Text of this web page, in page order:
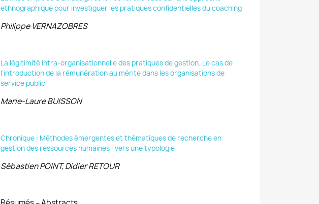
ethnographique pour investiguer les pratiques confidentielles du coaching
Philippe VERNAZOBRES
La légitimité intra-organisationnelle des pratiques de gestion. Le cas de
l’introduction de la rémunération au mérite dans les organisations de
service public
Marie-Laure BUISSON
Chronique : Méthodes émergentes et thématiques de recherche en
gestion des ressources humaines : vers une typologie
Sébastien POINT, Didier RETOUR